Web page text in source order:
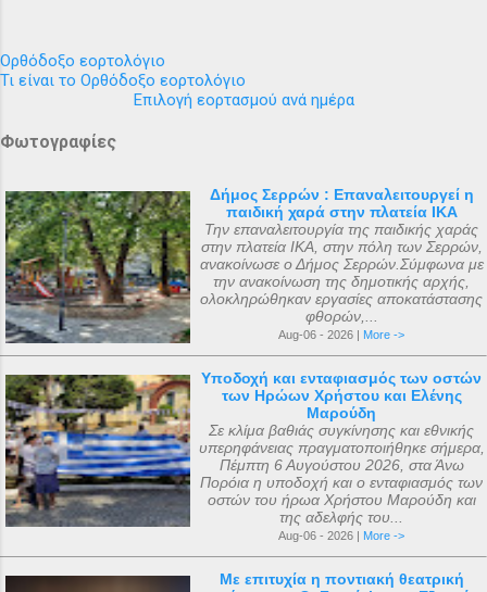
Ορθόδοξο εορτολόγιο
Τι είναι το Ορθόδοξο εορτολόγιο
Επιλογή εορτασμού ανά ημέρα
Φωτογραφίες
Δήμος Σερρών : Επαναλειτουργεί η
παιδική χαρά στην πλατεία ΙΚΑ
Την επαναλειτουργία της παιδικής χαράς
στην πλατεία ΙΚΑ, στην πόλη των Σερρών,
ανακοίνωσε ο Δήμος Σερρών.Σύμφωνα με
την ανακοίνωση της δημοτικής αρχής,
ολοκληρώθηκαν εργασίες αποκατάστασης
φθορών,...
Aug-06 - 2026 | More ->
Υποδοχή και ενταφιασμός των οστών
των Ηρώων Χρήστου και Ελένης
Μαρούδη
Σε κλίμα βαθιάς συγκίνησης και εθνικής
υπερηφάνειας πραγματοποιήθηκε σήμερα,
Πέμπτη 6 Αυγούστου 2026, στα Άνω
Πορόια η υποδοχή και ο ενταφιασμός των
οστών του ήρωα Χρήστου Μαρούδη και
της αδελφής του...
Aug-06 - 2026 | More ->
Με επιτυχία η ποντιακή θεατρική